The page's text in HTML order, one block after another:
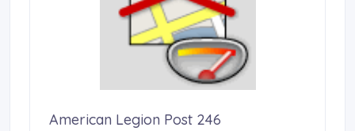
American Legion Post 246